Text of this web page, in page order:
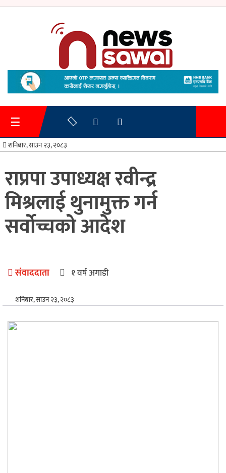
गृहपृष्ठ
समाचार
प्रशासन
स्वास्थ्य/
शिक्षा
मनोरन्जन
☰
शनिबार, साउन २३, २०८३
राप्रपा उपाध्यक्ष रवीन्द्र
मिश्रलाई थुनामुक्त गर्न
सर्वोच्चको आदेश
संवाददाता १ वर्ष अगाडी
शनिबार, साउन २३, २०८३